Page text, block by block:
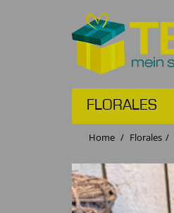
FLORALES
Home Florales